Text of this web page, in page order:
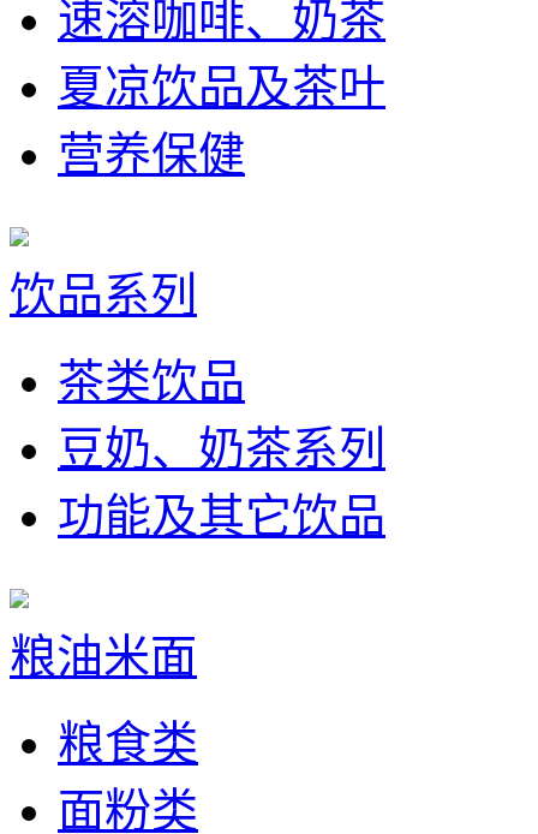
速溶咖啡、奶茶
夏凉饮品及茶叶
营养保健
饮品系列
茶类饮品
豆奶、奶茶系列
功能及其它饮品
粮油米面
粮食类
面粉类